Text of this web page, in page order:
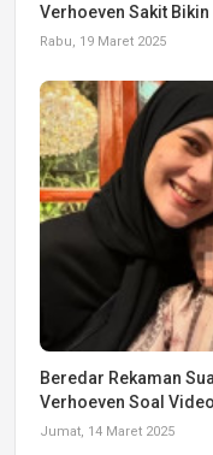
Verhoeven Sakit
Rabu, 19 Maret 2025
Beredar Rekaman
Verhoeven Soal
Jumat, 14 Maret 2025